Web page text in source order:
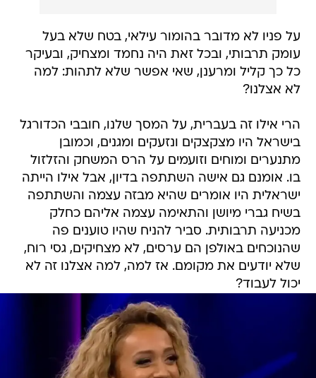
על פניו לא מדובר בהומור עילאי, בטח שלא בעל
עומק תרבותי, ובכל זאת היה נחמד ומצחיק, ובעיקר
כל כך קליל ומרענן, שאי אפשר שלא לתהות: למה
לא אצלנו?
הרי אילו זה בעברית, על המסך שלנו, חובבי הכדורגל
בישראל היו מצקצקים ונזעקים ומגנים, וכמובן
מתנערים ומוחים וזועמים על הרס המשחק והזלזול
בו. אומנם גם אישה השתתפה בדיון, אבל אילו הייתה
ישראלית היו אומרים שהיא מבזה עצמה והשתתפה
בשיח גברי מיושן והתאימה עצמה אליהם כחלק
מכניעה תרבותית. סביר להניח שהיו טוענים פה
שהנוכחים באולפן הם ערסים, לא מצחיקים, גסי רוח,
שלא יודעים את מקומם. אז למה, למה אצלנו זה לא
יכול לעבוד?